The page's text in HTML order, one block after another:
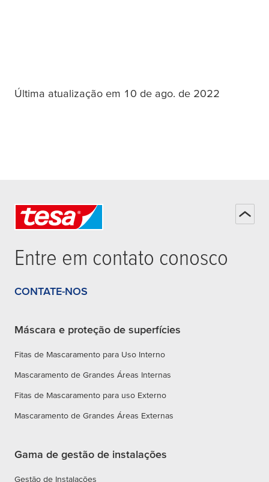
Última atualização em 10 de ago. de 2022
Entre em contato conosco
CONTATE-NOS
Máscara e proteção de superfícies
Fitas de Mascaramento para Uso Interno
Mascaramento de Grandes Áreas Internas
Fitas de Mascaramento para uso Externo
Mascaramento de Grandes Áreas Externas
Gama de gestão de instalações
Gestão de Instalações